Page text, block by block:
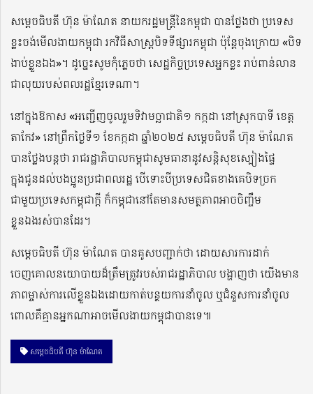
សម្តេចធិបតី ហ៊ុន ម៉ាណែត នាយករដ្ឋមន្រ្តីនៃកម្ពុជា បានថ្លែងថា ប្រទេស
ខ្លះចង់មើលងាយកម្ពុជា រកវិធីសាស្រ្ដបិទទីផ្សារកម្ពុជា ប៉ុន្ដែចុងក្រោយ «បិទ
ងាប់ខ្លួនឯង»។ ដូច្នេះសូមកុំភ្លេចថា សេដ្ឋកិច្ចប្រទេសអ្នកខ្លះ រាប់ពាន់លាន
ជាលុយរបស់ពលរដ្ឋខ្មែរទេណា។
នៅក្នុងឱកាស «អញ្ជើញចូលរួមទិវាមច្ឆាជាតិ១ កក្កដា នៅស្រុកបាទី ខេត្ត
តាកែវ» នៅព្រឹកថ្ងៃទី១ ខែកក្កដា ឆ្នាំ២០២៥ សម្តេចធិបតី ហ៊ុន ម៉ាណែត
បានថ្លែងបន្តថា រាជរដ្ឋាភិបាលកម្ពុជាសូមធានានូវសន្តិសុខស្បៀងផ្ទៃ
ក្នុងជូនដល់បងប្អូនប្រជាពលរដ្ឋ បើទោះបីប្រទេសជិតខាងគេបិទច្រក
ជាមួយប្រទេសកម្ពុជាក្ដី ក៏កម្ពុជានៅតែមានសមត្ថភាពអាចចិញ្ចឹម
ខ្លួនឯងរស់បានដែរ។
សម្តេចធិបតី ហ៊ុន ម៉ាណែត បានគូសបញ្ជាក់ថា ដោយសារការដាក់
ចេញគោលនយោបាយដ៏ត្រឹមត្រូវរបស់រាជរដ្ឋាភិបាល បង្ហាញថា យើងមាន
ភាពម្ចាស់ការលើខ្លួនឯងដោយកាត់បន្ថយការនាំចូល ឬជំនួសការនាំចូល
ពោលគឺគ្មានអ្នកណាអាចមើលងាយកម្ពុជាបានទេ៕
សម្ដេចធិបតី ហ៊ុន ម៉ាណែត